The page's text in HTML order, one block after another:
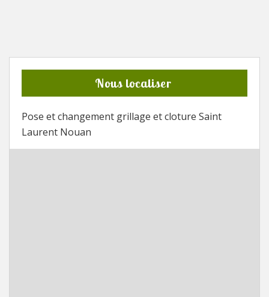
Nous localiser
Pose et changement grillage et cloture Saint
Laurent Nouan